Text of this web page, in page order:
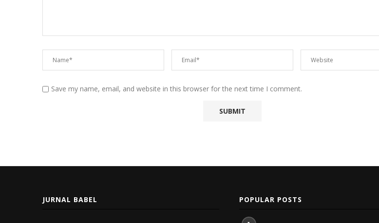
Save my name, email, and website in this browser for the next time I comment.
JURNAL BABEL POPULAR POSTS